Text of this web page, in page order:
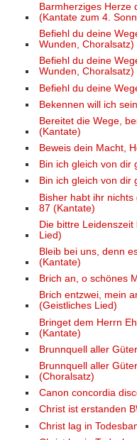
Barmherziges Herze
(Kantate zum 4.
Befiehl du deine
Wunden, Choralsatz)
Befiehl du deine
Wunden, Choralsatz)
Befiehl du deine
Bekennen will ich
Bereitet die Wege,
(Kantate)
Beweis dein Macht,
Bin ich gleich von dir
Bin ich gleich von dir
Bisher habt ihr
87 (Kantate)
Die bittre
Lied)
Bleib bei uns, denn
(Kantate)
Brich an, o schönes
Brich entzwei, mein
(Geistliches Lied)
Bringet dem Herrn
(Kantate)
Brunnquell aller
Brunnquell aller
(Choralsatz)
Canon concordia
Christ ist erstanden
Christ lag in